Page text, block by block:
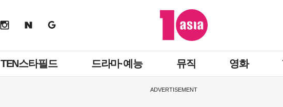
TEN스타필드 드라마·예능 뮤직 영화
ADVERTISEMENT